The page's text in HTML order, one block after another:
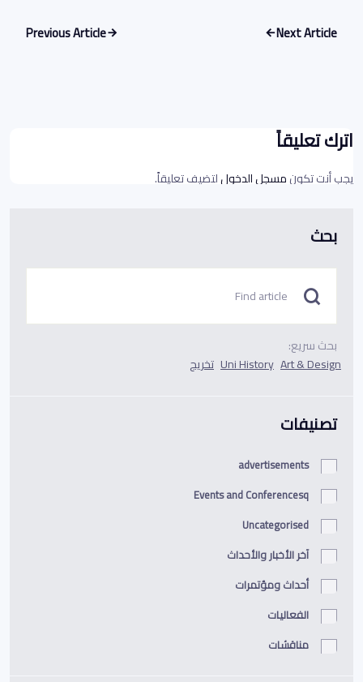
Next Article
Previous Article
اترك تعليقاً
يجب أنت تكونمسجل الدخوللتضيف تعليقاً.
بحث
بحث سريع:
Art & Design
Uni History تخريج
تصنيفات
advertisements
Events and Conferencesq
Uncategorised
آخر الأخبار والأحداث
أحداث ومؤتمرات
الفعاليات
مناقشات